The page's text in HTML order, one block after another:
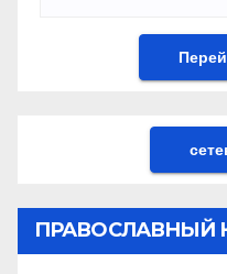
ПРАВОСЛАВНЫЙ